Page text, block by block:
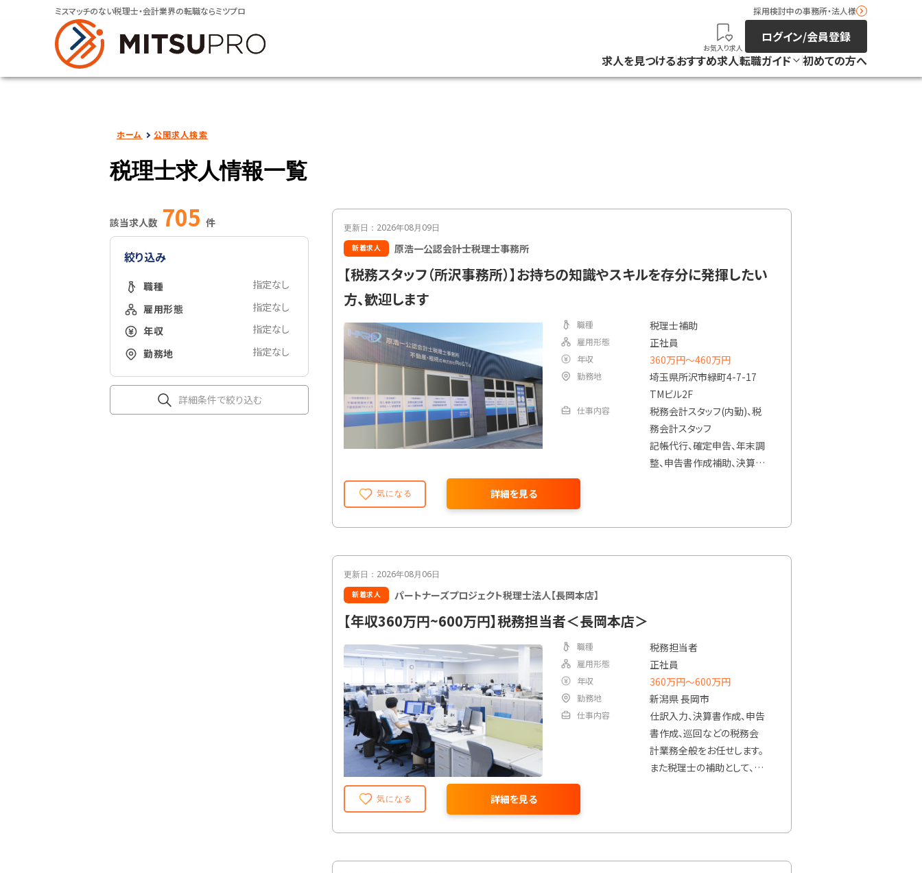
ミスマッチのない税理士・会計業界の転職ならミツプロ 採用検討中の事務所・法人様
お気入り求人
ログイン/会員登録
求人を見つけるおすすめ求人転職ガイド 初めての方へ
ホーム 公開求人検索
税理士求人情報一覧
更新日：2026年08月09日
新着求人 原浩一公認会計士税理士事務所
【税務スタッフ（所沢事務所）】お持ちの知識やスキルを存分に発揮したい
方、歓迎します
気になる 詳細を見る
職種 税理士補助
雇用形態 正社員
年収 360万円〜460万円
勤務地
埼玉県所沢市緑町4-7-17
TMビル2F
仕事内容
税務会計スタッフ(内勤)、税
務会計スタッフ
記帳代行、確定申告、年末調
整、申告書作成補助、決算業
算書の作成までを行って頂
更新日：2026年08月06日
新着求人 パートナーズプロジェクト税理士法人【長岡本店】
【年収360万円~600万円】税務担当者＜長岡本店＞
気になる 詳細を見る
職種 税務担当者
雇用形態 正社員
年収 360万円〜600万円
勤務地 新潟県 長岡市
仕事内容
仕訳入力、決算書作成、申告
書作成、巡回などの税務会
計業務全般をお任せします。
また税理士の補助として、相
また、パートナーズプロジェ
該当求人数 705 件
絞り込み
職種
指定なし
雇用形態
指定なし
年収
指定なし
勤務地
指定なし
詳細条件で絞り込む